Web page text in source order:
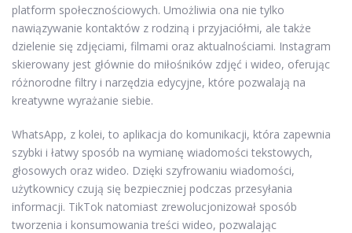
platform społecznościowych. Umożliwia ona nie tylko
nawiązywanie kontaktów z rodziną i przyjaciółmi, ale także
dzielenie się zdjęciami, filmami oraz aktualnościami. Instagram
skierowany jest głównie do miłośników zdjęć i wideo, oferując
różnorodne filtry i narzędzia edycyjne, które pozwalają na
kreatywne wyrażanie siebie.
WhatsApp, z kolei, to aplikacja do komunikacji, która zapewnia
szybki i łatwy sposób na wymianę wiadomości tekstowych,
głosowych oraz wideo. Dzięki szyfrowaniu wiadomości,
użytkownicy czują się bezpieczniej podczas przesyłania
informacji. TikTok natomiast zrewolucjonizował sposób
tworzenia i konsumowania treści wideo, pozwalając